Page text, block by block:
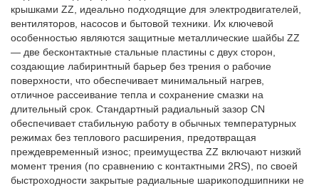
крышками ZZ, идеально подходящие для электродвигателей,
вентиляторов, насосов и бытовой техники. Их ключевой
особенностью являются защитные металлические шайбы ZZ
— две бесконтактные стальные пластины с двух сторон,
создающие лабиринтный барьер без трения о рабочие
поверхности, что обеспечивает минимальный нагрев,
отличное рассеивание тепла и сохранение смазки на
длительный срок. Стандартный радиальный зазор CN
обеспечивает стабильную работу в обычных температурных
режимах без теплового расширения, предотвращая
преждевременный износ; преимущества ZZ включают низкий
момент трения (по сравнению с контактными 2RS), по своей
быстроходности закрытые радиальные шарикоподшипники не